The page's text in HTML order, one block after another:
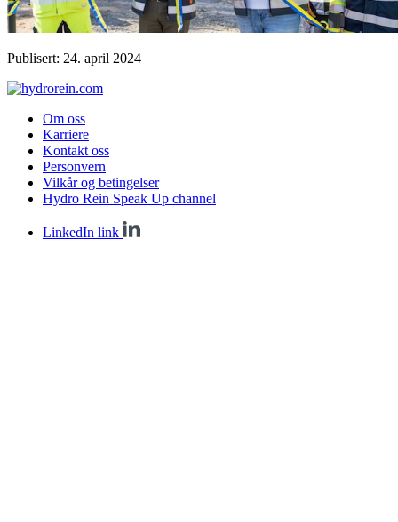
Publisert: 24. april 2024
Om oss
Karriere
Kontakt oss
Personvern
Vilkår og betingelser
Hydro Rein Speak Up channel
LinkedIn link